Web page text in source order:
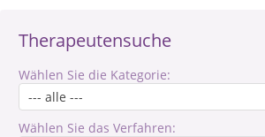
Therapeutensuche
Wählen Sie die Kategorie:
Wählen Sie das Verfahren: